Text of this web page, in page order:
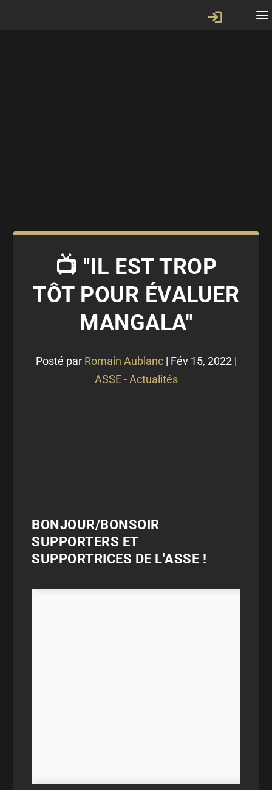
📺 "IL EST TROP
TÔT POUR ÉVALUER
MANGALA"
Posté par Romain Aublanc| Fév 15, 2022|
ASSE - Actualités
BONJOUR/BONSOIR
SUPPORTERS ET
SUPPORTRICES DE L'ASSE !